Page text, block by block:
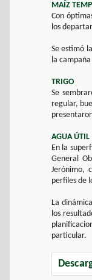
MAÍZ
Con
los
Se estimó
la
TRIGO
Se
regular,
AGUA ÚTIL
En la
General
Jerónimo,
perfiles de
La
los
particular.